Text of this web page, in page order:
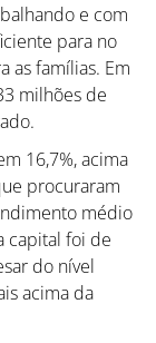
e com
para no
as famílias. Em
milhões de
16,7%, acima
procuraram
médio
capital foi de
do nível
acima da